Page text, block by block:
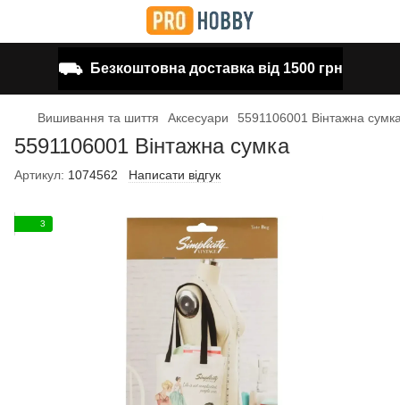
⛟ Безкоштовна доставка від 1500 грн
Вишивання та шиття Аксесуари 5591106001 Вінтажна
5591106001 Вінтажна сумка
Артикул: 1074562 Написати відгук
3